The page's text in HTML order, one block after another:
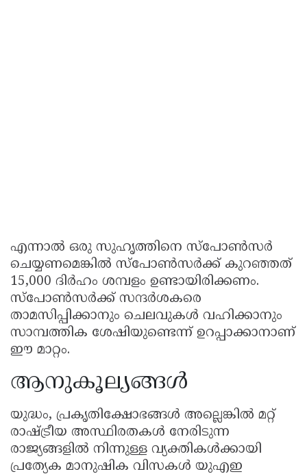
എന്നാൽ ഒരു സുഹൃത്തിനെ സ്പോൺസർ
ചെയ്യണമെങ്കിൽ സ്പോൺസർക്ക് കുറഞ്ഞത്
15,000 ദിർഹം ശമ്പളം ഉണ്ടായിരിക്കണം.
സ്പോൺസർക്ക് സന്ദർശകരെ
താമസിപ്പിക്കാനും ചെലവുകൾ വഹിക്കാനും
സാമ്പത്തിക ശേഷിയുണ്ടെന്ന് ഉറപ്പാക്കാനാണ്
ഈ മാറ്റം.
ആനുകൂല്യങ്ങൾ
യുദ്ധം, പ്രകൃതിക്ഷോഭങ്ങൾ അല്ലെങ്കിൽ മറ്റ്
രാഷ്ട്രീയ അസ്ഥിരതകൾ നേരിടുന്ന
രാജ്യങ്ങളിൽ നിന്നുള്ള വ്യക്തികൾക്കായി
പ്രത്യേക മാനുഷിക വിസകൾ യുഎഇ